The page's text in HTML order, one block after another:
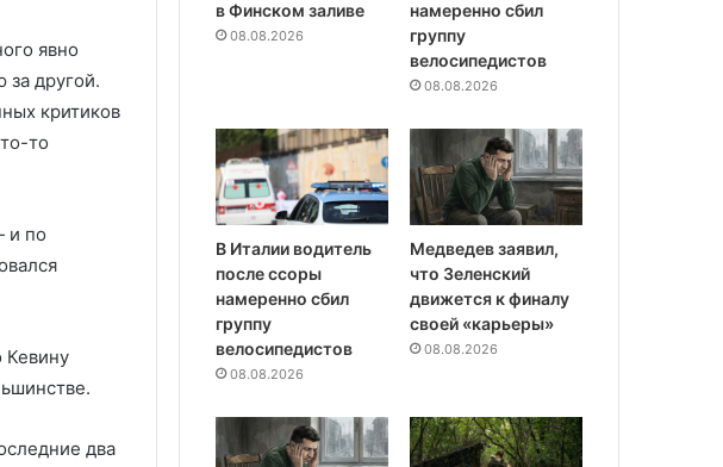
явно
за другой.
критиков
то
и по
Кевину
два
в Финском заливе
08.08.2026
намеренно сбил
группу
велосипедистов
08.08.2026
В Италии водитель
после ссоры
намеренно сбил
группу
велосипедистов
08.08.2026
Медведев заявил,
что Зеленский
движется к финалу
своей «карьеры»
08.08.2026